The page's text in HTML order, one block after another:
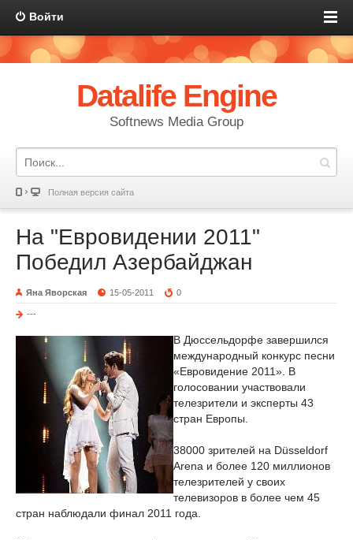
Войти
Datalife Engine
Softnews Media Group
Полная версия сайта
На "Евровидении 2011"
Победил Азербайджан
Яна Яворская 15-05-2011 0
---
В Дюссельдорфе завершился
международный конкурс песни
«Евровидение 2011». В
голосовании участвовали
телезрители и эксперты 43
стран Европы.
38000 зрителей на Düsseldorf
Arena и более 120 миллионов
телезрителей у своих
телевизоров в более чем 45
стран наблюдали финал 2011 года.